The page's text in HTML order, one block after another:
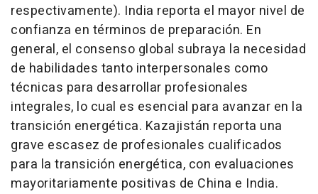
respectivamente). India reporta el mayor nivel de
confianza en términos de preparación. En
general, el consenso global subraya la necesidad
de habilidades tanto interpersonales como
técnicas para desarrollar profesionales
integrales, lo cual es esencial para avanzar en la
transición energética. Kazajistán reporta una
grave escasez de profesionales cualificados
para la transición energética, con evaluaciones
mayoritariamente positivas de China e India.